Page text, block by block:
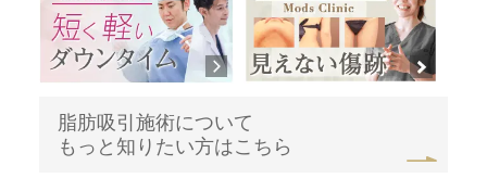
脂肪吸引施術について
もっと知りたい方はこちら